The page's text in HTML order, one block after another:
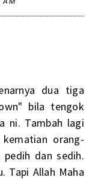
dua tiga
bila tengok
ni. Tambah lagi
orang-
dan sedih.
Tapi Allah Maha